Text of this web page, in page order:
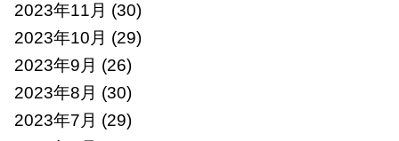
2023年11月 (30)
2023年10月 (29)
2023年9月 (26)
2023年8月 (30)
2023年7月 (29)